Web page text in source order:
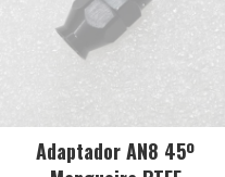
Adaptador AN8 45º